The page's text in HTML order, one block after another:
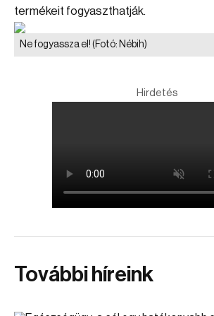
termékeit fogyaszthatják.
Ne fogyassza el! (Fotó: Nébih)
Hirdetés
További híreink